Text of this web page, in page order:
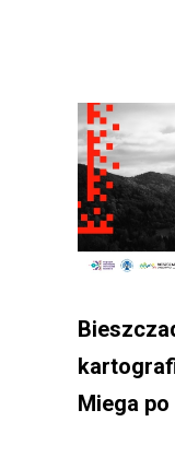
Miega po